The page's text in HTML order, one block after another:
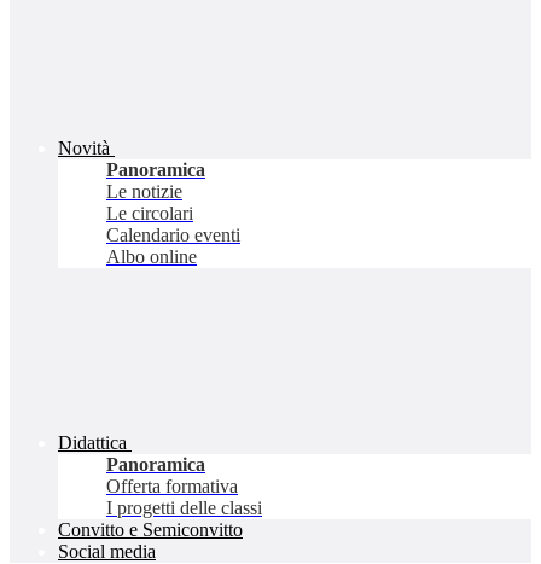
Novità
Panoramica
Le notizie
Le circolari
Calendario eventi
Albo online
Didattica
Panoramica
Offerta formativa
I progetti delle classi
Convitto e Semiconvitto
Social media